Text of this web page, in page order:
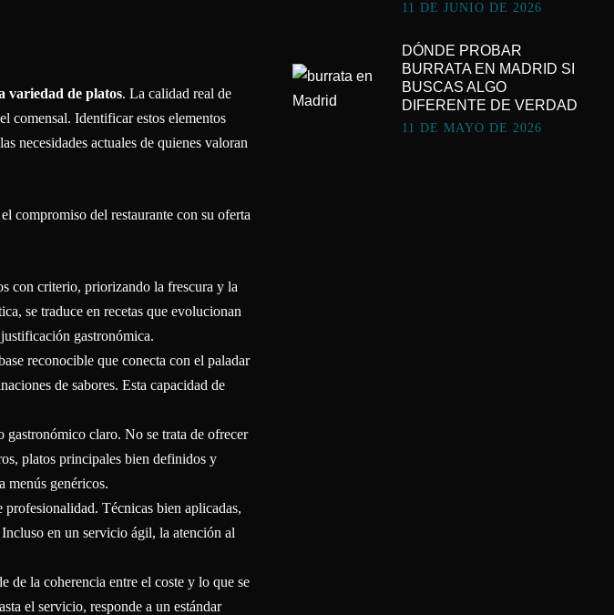
variedad de platos. La calidad real de
comensal. Identificar estos elementos
necesidades actuales de quienes valoran
compromiso del restaurante con su oferta
con criterio, priorizando la frescura y la
se traduce en recetas que evolucionan
gastronómica.
reconocible que conecta con el paladar
de sabores. Esta capacidad de
claro. No se trata de ofrecer
platos principales bien definidos y
menús genéricos.
Técnicas bien aplicadas,
en un servicio ágil, la atención al
de la coherencia entre el coste y lo que se
el servicio, responde a un estándar
11 DE JUNIO DE 2026
DÓNDE PROBAR
BURRATA EN MADRID SI
BUSCAS ALGO
DIFERENTE DE VERDAD
11 DE MAYO DE 2026